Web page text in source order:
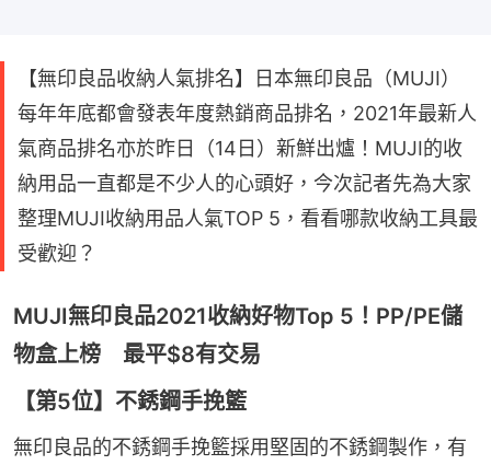
【無印良品收納人氣排名】日本無印良品（MUJI）
每年年底都會發表年度熱銷商品排名，2021年最新人
氣商品排名亦於昨日（14日）新鮮出爐！MUJI的收
納用品一直都是不少人的心頭好，今次記者先為大家
整理MUJI收納用品人氣TOP 5，看看哪款收納工具最
受歡迎？
MUJI無印良品2021收納好物Top 5！PP/PE儲
物盒上榜 最平$8有交易
【第5位】不銹鋼手挽籃
無印良品的不銹鋼手挽籃採用堅固的不銹鋼製作，有